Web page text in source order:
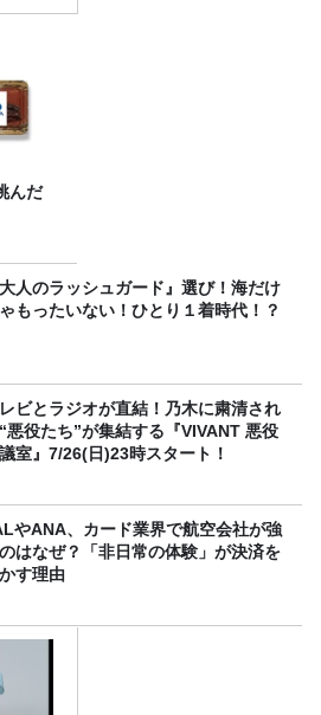
んだ
大人のラッシュガード』選び！海だけ
もったいない！ひとり１着時代！？
ビとラジオが直結！乃木に粛清され
悪役たち”が集結する『VIVANT 悪役
室』7/26(日)23時スタート！
やANA、カード業界で航空会社が強
はなぜ？「非日常の体験」が決済を
す理由